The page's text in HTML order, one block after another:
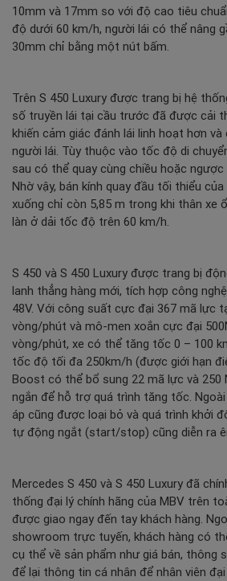
10mm và 17mm so với độ cao tiêu
độ dưới 60 km/h, người lái có thể nâng
30mm chỉ bằng một nút bấm.
Trên S 450 Luxury được trang bị hệ
số truyền lái tại cầu trước đã được cải
khiến cảm giác đánh lái linh hoạt hơn
người lái. Tùy thuộc vào tốc độ di
sau có thể quay cùng chiều hoặc
Nhờ vậy, bán kính quay đầu tối thiểu của
xuống chỉ còn 5,85 m trong khi thân xe
làn ở dải tốc độ trên 60 km/h.
S 450 và S 450 Luxury được trang bị
lanh thẳng hàng mới, tích hợp công
48V. Với công suất cực đại 367 mã lực
vòng/phút và mô-men xoắn cực đại
vòng/phút, xe có thể tăng tốc 0 – 100
tốc độ tối đa 250km/h (được giới hạn
Boost có thể bổ sung 22 mã lực và 250
ngắn để hỗ trợ quá trình tăng tốc.
áp cũng được loại bỏ và quá trình khởi
tự động ngắt (start/stop) cũng diễn ra
Mercedes S 450 và S 450 Luxury đã
thống đại lý chính hãng của MBV trên
được giao ngay đến tay khách hàng.
showroom trực tuyến, khách hàng có
cụ thể về sản phẩm như giá bán, thông
để lại thông tin cá nhân để nhân viên